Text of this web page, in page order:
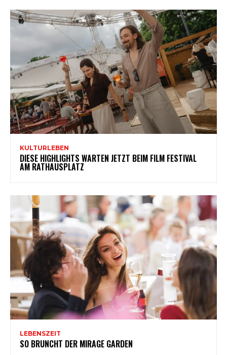
KULTURLEBEN
DIESE HIGHLIGHTS WARTEN JETZT BEIM FILM FESTIVAL
AM RATHAUSPLATZ
LEBENSZEIT
SO BRUNCHT DER MIRAGE GARDEN